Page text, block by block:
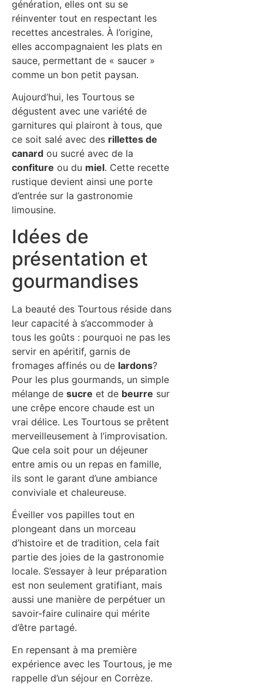
génération, elles ont su se
réinventer tout en respectant les
recettes ancestrales. À l’origine,
elles accompagnaient les plats en
sauce, permettant de « saucer »
comme un bon petit paysan.
Aujourd’hui, les Tourtous se
dégustent avec une variété de
garnitures qui plairont à tous, que
ce soit salé avec des rillettes de
canard ou sucré avec de la
confiture ou du miel. Cette recette
rustique devient ainsi une porte
d’entrée sur la gastronomie
limousine.
Idées de
présentation et
gourmandises
La beauté des Tourtous réside dans
leur capacité à s’accommoder à
tous les goûts : pourquoi ne pas les
servir en apéritif, garnis de
fromages affinés ou de lardons?
Pour les plus gourmands, un simple
mélange de sucre et de beurre sur
une crêpe encore chaude est un
vrai délice. Les Tourtous se prêtent
merveilleusement à l’improvisation.
Que cela soit pour un déjeuner
entre amis ou un repas en famille,
ils sont le garant d’une ambiance
conviviale et chaleureuse.
Éveiller vos papilles tout en
plongeant dans un morceau
d’histoire et de tradition, cela fait
partie des joies de la gastronomie
locale. S’essayer à leur préparation
est non seulement gratifiant, mais
aussi une manière de perpétuer un
savoir-faire culinaire qui mérite
d’être partagé.
En repensant à ma première
expérience avec les Tourtous, je me
rappelle d’un séjour en Corrèze.